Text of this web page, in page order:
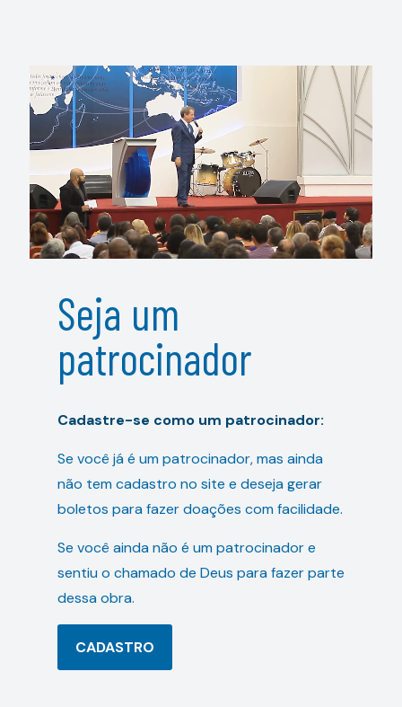
Seja um
patrocinador
Cadastre-se como um patrocinador:
Se você já é um patrocinador, mas ainda
não tem cadastro no site e deseja gerar
boletos para fazer doações com facilidade.
Se você ainda não é um patrocinador e
sentiu o chamado de Deus para fazer parte
dessa obra.
CADASTRO